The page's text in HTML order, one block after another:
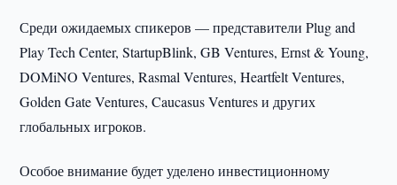
Среди ожидаемых спикеров — представители Plug and
Play Tech Center, StartupBlink, GB Ventures, Ernst & Young,
DOMiNO Ventures, Rasmal Ventures, Heartfelt Ventures,
Golden Gate Ventures, Caucasus Ventures и других
глобальных игроков.
Особое внимание будет уделено инвестиционному